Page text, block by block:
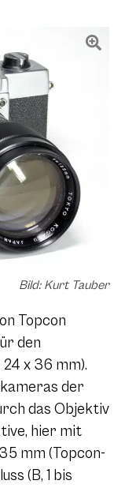
Bild: Kurt Tauber
Topcon
den
x 36 mm).
der
das Objektiv
hier mit
mm (Topcon-
(B, 1 bis